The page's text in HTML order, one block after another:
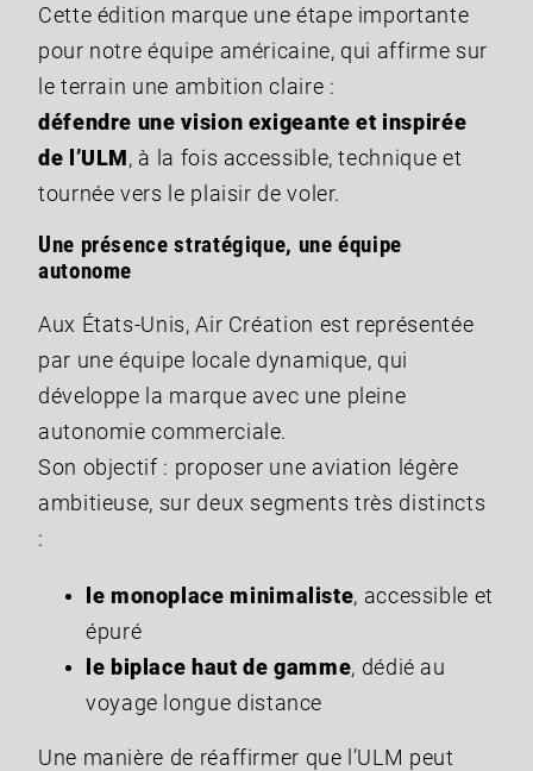
Cette édition marque une étape importante
pour notre équipe américaine, qui affirme sur
le terrain une ambition claire :
défendre une vision exigeante et inspirée
de l’ULM, à la fois accessible, technique et
tournée vers le plaisir de voler.
Une présence stratégique, une équipe
autonome
Aux États-Unis, Air Création est représentée
par une équipe locale dynamique, qui
développe la marque avec une pleine
autonomie commerciale.
Son objectif : proposer une aviation légère
ambitieuse, sur deux segments très distincts
:
le monoplace minimaliste, accessible et
épuré
le biplace haut de gamme, dédié au
voyage longue distance
Une manière de réaffirmer que l’ULM peut